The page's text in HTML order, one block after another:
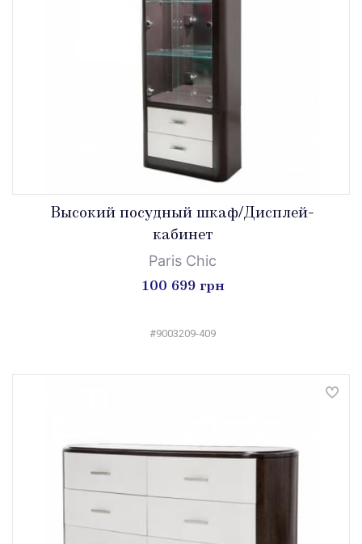
Высокий посудный шкаф/Дисплей-
кабинет
Paris Chic
100 699 грн
#9003209-409